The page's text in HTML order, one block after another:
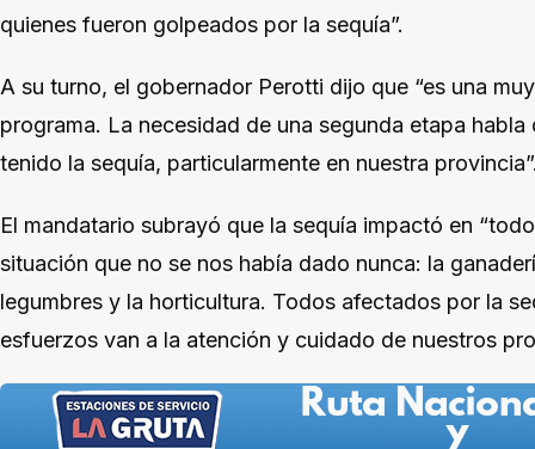
quienes fueron golpeados por la sequía”.
A su turno, el gobernador Perotti dijo que “es una
programa. La necesidad de una segunda etapa
tenido la sequía, particularmente en nuestra
El mandatario subrayó que la sequía impactó en
situación que no se nos había dado nunca: la
legumbres y la horticultura. Todos afectados por la
esfuerzos van a la atención y cuidado de nuestros